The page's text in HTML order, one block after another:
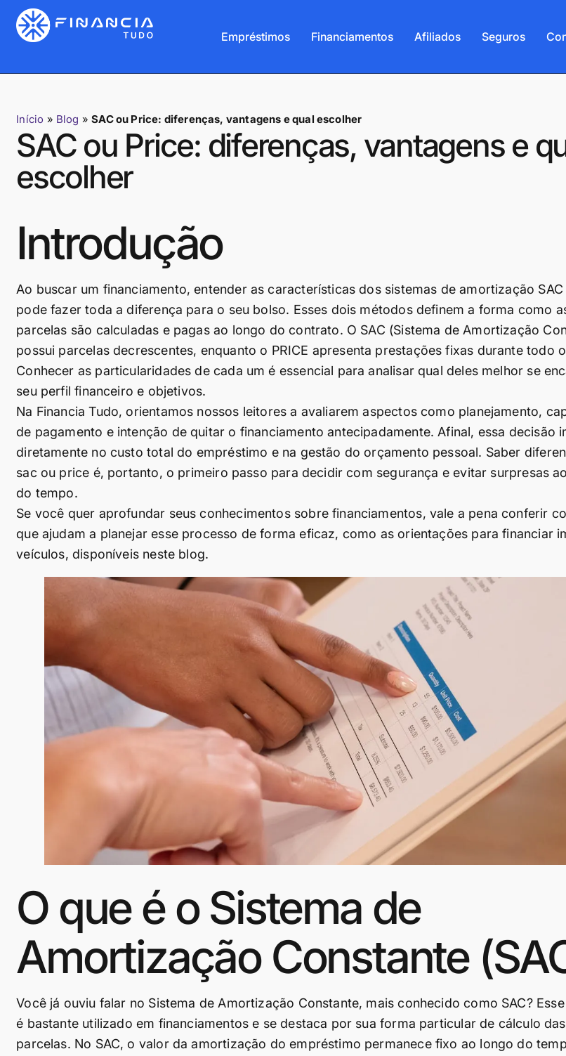
Empréstimos Financiamentos Afiliados Seguros
Início » Blog »SAC ou Price: diferenças, vantagens e qual escolher
SAC ou Price: diferenças, vantagens e
escolher
Introdução
Ao buscar um financiamento, entender as características dos sistemas de amortização SAC
pode fazer toda a diferença para o seu bolso. Esses dois métodos definem a forma como
parcelas são calculadas e pagas ao longo do contrato. O SAC (Sistema de Amortização
possui parcelas decrescentes, enquanto o PRICE apresenta prestações fixas durante todo
Conhecer as particularidades de cada um é essencial para analisar qual deles melhor se
seu perfil financeiro e objetivos.
Na Financia Tudo, orientamos nossos leitores a avaliarem aspectos como planejamento,
de pagamento e intenção de quitar o financiamento antecipadamente. Afinal, essa decisão
diretamente no custo total do empréstimo e na gestão do orçamento pessoal. Saber
sac ou price é, portanto, o primeiro passo para decidir com segurança e evitar surpresas
do tempo.
Se você quer aprofundar seus conhecimentos sobre financiamentos, vale a pena conferir
que ajudam a planejar esse processo de forma eficaz, como as orientações para financiar
veículos, disponíveis neste blog.
O que é o Sistema de
Amortização Constante
Você já ouviu falar no Sistema de Amortização Constante, mais conhecido como SAC?
é bastante utilizado em financiamentos e se destaca por sua forma particular de cálculo das
parcelas. No SAC, o valor da amortização do empréstimo permanece fixo ao longo do